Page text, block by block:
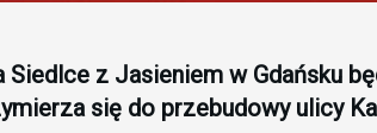
Siedlce z Jasieniem w Gdańsku
się do przebudowy ulicy